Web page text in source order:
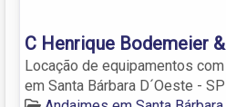
C Henrique Bodemeier
Locação de equipamentos
em Santa Bárbara D´Oeste -